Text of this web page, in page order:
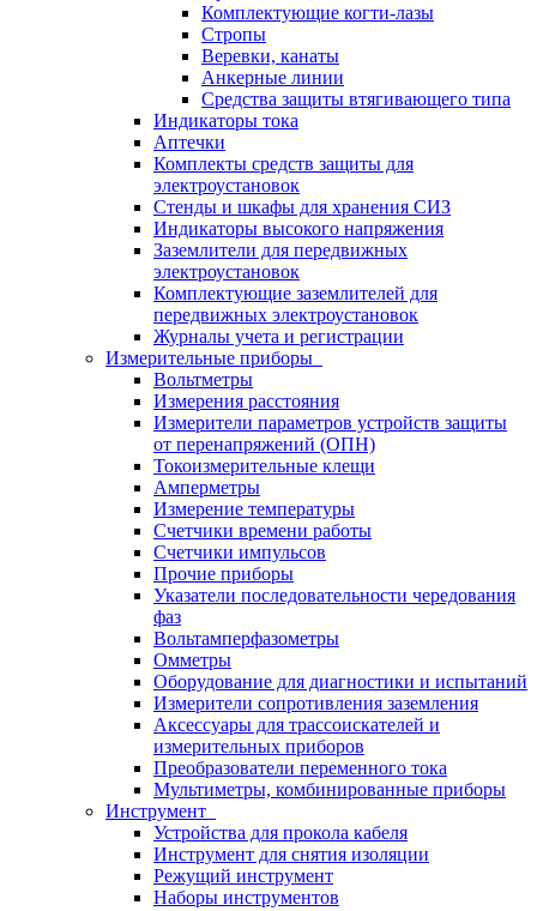
Комплектующие когти-лазы
Стропы
Веревки, канаты
Анкерные линии
Средства защиты втягивающего типа
Индикаторы тока
Аптечки
Комплекты средств защиты для
электроустановок
Стенды и шкафы для хранения СИЗ
Индикаторы высокого напряжения
Заземлители для передвижных
электроустановок
Комплектующие заземлителей для
передвижных электроустановок
Журналы учета и регистрации
Измерительные приборы
Вольтметры
Измерения расстояния
Измерители параметров устройств защиты
от перенапряжений (ОПН)
Токоизмерительные клещи
Амперметры
Измерение температуры
Счетчики времени работы
Счетчики импульсов
Прочие приборы
Указатели последовательности чередования
фаз
Вольтамперфазометры
Омметры
Оборудование для диагностики и испытаний
Измерители сопротивления заземления
Аксессуары для трассоискателей и
измерительных приборов
Преобразователи переменного тока
Мультиметры, комбинированные приборы
Инструмент
Устройства для прокола кабеля
Инструмент для снятия изоляции
Режущий инструмент
Наборы инструментов